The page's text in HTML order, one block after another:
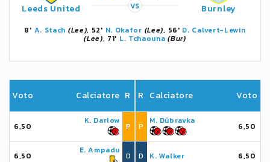
Leeds United VS Burnley
8' A. Stach (Lee), 52' N. Okafor (Lee), 56' D. Calvert-Lewin
(Lee), 71' L. Tchaouna (Bur)
Voto Calciatore R
6,50
K. Darlow
P
6,50
E. Ampadu
D
R Calciatore Voto
P
M. Dúbravka
6,50
D K. Walker 6,50